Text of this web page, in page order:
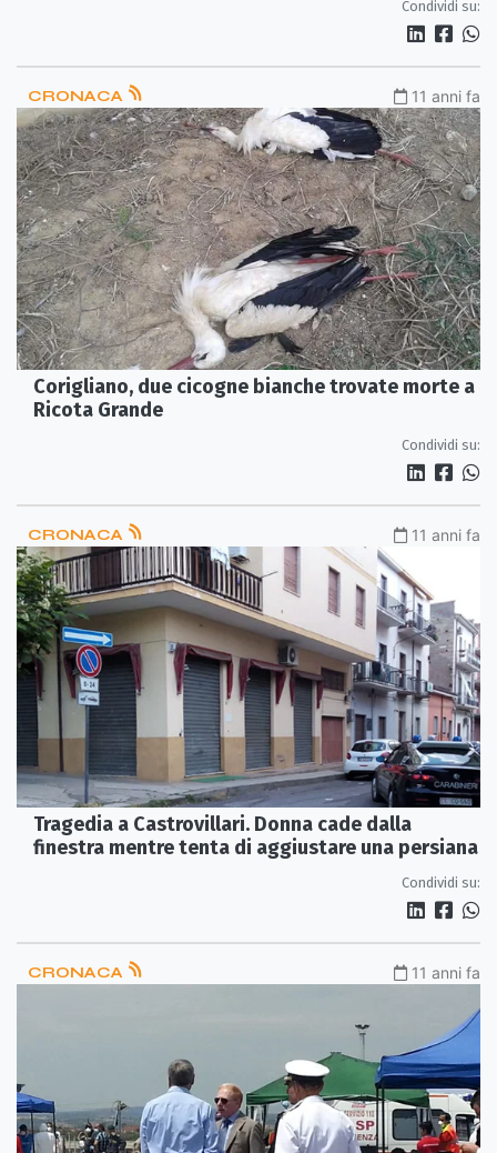
Condividi su:
CRONACA 11 anni fa
Corigliano, due cicogne bianche trovate morte a
Ricota Grande
Condividi su:
CRONACA 11 anni fa
Tragedia a Castrovillari. Donna cade dalla
finestra mentre tenta di aggiustare una persiana
Condividi su:
CRONACA 11 anni fa